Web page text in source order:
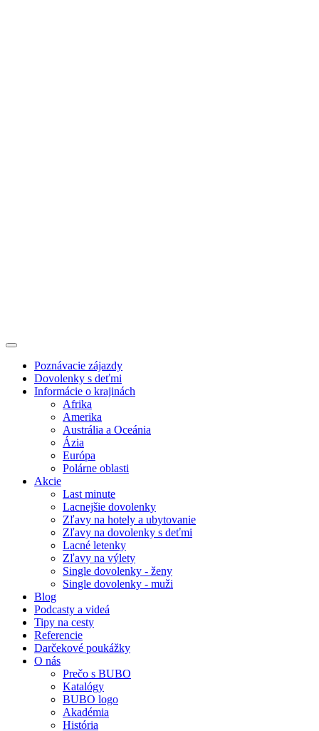
Poznávacie zájazdy
Dovolenky s deťmi
Informácie o krajinách
Afrika
Amerika
Austrália a Oceánia
Ázia
Európa
Polárne oblasti
Akcie
Last minute
Lacnejšie dovolenky
Zľavy na hotely a ubytovanie
Zľavy na dovolenky s deťmi
Lacné letenky
Zľavy na výlety
Single dovolenky - ženy
Single dovolenky - muži
Blog
Podcasty a videá
Tipy na cesty
Referencie
Darčekové poukážky
O nás
Prečo s BUBO
Katalógy
BUBO logo
Akadémia
História